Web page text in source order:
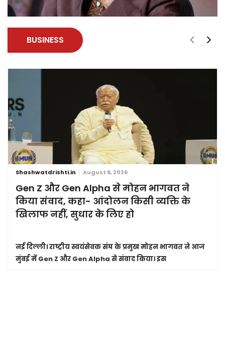
BUSINESS
Shashwatdrishti.in August 6, 2026
Gen Z और Gen Alpha से मोहन भागवत ने
किया संवाद, कहा- आंदोलन किसी व्यक्ति के
खिलाफ नहीं, सुधार के लिए हो
नई दिल्ली।राष्ट्रीय स्वयंसेवक संघ के प्रमुख मोहन भागवत ने आज
मुंबई में Gen Z और Gen Alpha से संवाद किया। इस